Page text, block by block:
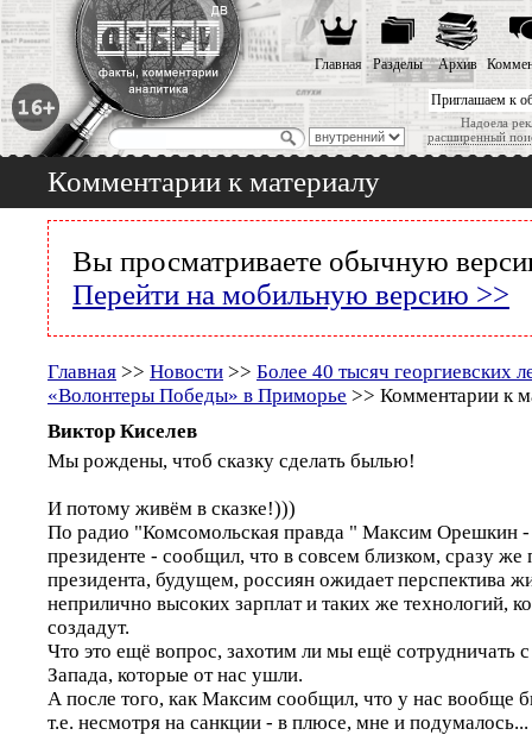
Приглашаем к
Надоела
расширенный
Главная Разделы Архив
Комментарии к материалу
Вы просматриваете обычную
Перейти на мобильную версию >>
Главная >> Новости >> Более 40 тысяч георгиевских
«Волонтеры Победы» в Приморье >> Комментарии к
Виктор Киселев
Мы рождены, чтоб сказку сделать былью!
И потому живём в сказке!)))
По радио "Комсомольская правда " Максим Орешкин -
президенте - сообщил, что в совсем близком, сразу же
президента, будущем, россиян ожидает перспектива
неприлично высоких зарплат и таких же технологий,
создадут.
Что это ещё вопрос, захотим ли мы ещё сотрудничать
Запада, которые от нас ушли.
А после того, как Максим сообщил, что у нас вообще
т.е. несмотря на санкции - в плюсе, мне и подумалось...